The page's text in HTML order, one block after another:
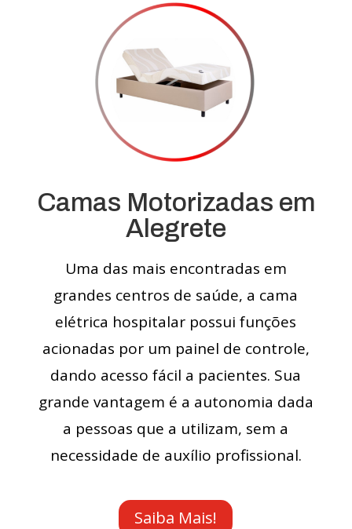
Camas Motorizadas em
Alegrete
Uma das mais encontradas em
grandes centros de saúde, a cama
elétrica hospitalar possui funções
acionadas por um painel de controle,
dando acesso fácil a pacientes. Sua
grande vantagem é a autonomia dada
a pessoas que a utilizam, sem a
necessidade de auxílio profissional.
Saiba Mais!